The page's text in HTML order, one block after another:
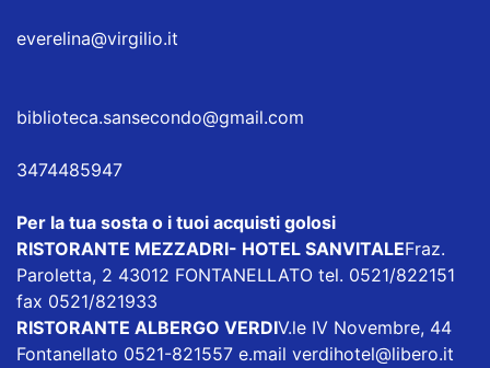
everelina@virgilio.it
biblioteca.sansecondo@gmail.com
3474485947
Per la tua sosta o i tuoi acquisti golosi
RISTORANTE MEZZADRI- HOTEL SANVITALEFraz.
Paroletta, 2 43012 FONTANELLATO tel. 0521/822151
fax 0521/821933
RISTORANTE ALBERGO VERDIV.le IV Novembre, 44
Fontanellato 0521-821557 e.mail verdihotel@libero.it